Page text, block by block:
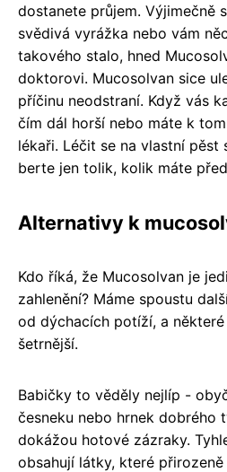
dostanete průjem. Výjimečně
svědivá vyrážka nebo vám
takového stalo, hned
doktorovi. Mucosolvan sice
příčinu neodstraní. Když vás
čím dál horší nebo máte k
lékaři. Léčit se na vlastní pěst
berte jen tolik, kolik máte
Alternativy k
Kdo říká, že Mucosolvan je
zahlenění? Máme spoustu
od dýchacích potíží, a
šetrnější.
Babičky to věděly nejlíp -
česneku nebo hrnek dobrého
dokážou hotové zázraky.
obsahují látky, které